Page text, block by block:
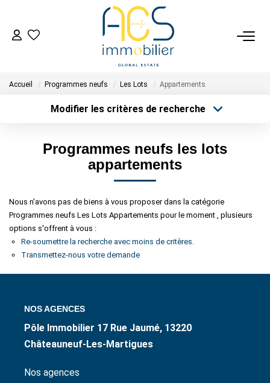
Tous Nos Biens En Vente
- Biens D'investissement
Déposez Votre Recherche D'achat
Tous Nos Biens Vendus
Nos Avis Clients Certifiés - Opinion System
Accueil Programmes neufs Les Lots Appartements
Modifier les critères de recherche
Sélectionnez...
Type de bien
Surface min
Créer une alerte
Programmes neufs les lots
appartements
Nous n'avons pas de biens à vous proposer dans la catégorie
Programmes neufs Les Lots Appartements pour le moment , plusieurs
options s'offrent à vous :
Re-soumettre la recherche avec moins de critères.
Transmettez-nous votre demande
NOS AGENCES
Pôle Immobilier 17 Rue Jaumé, 13220
Châteauneuf-Les-Martigues
Nos agences